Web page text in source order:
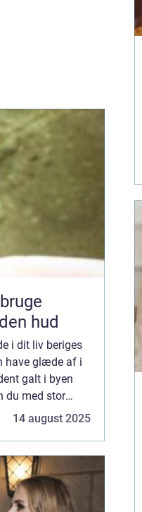
hud
i dit liv beriges
have glæde af i
galt i byen
du med stor
Pernille
14 august 2025